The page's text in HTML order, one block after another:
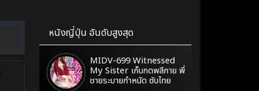
หนังญี่ปุ่น อันดับสูงสุด
MIDV-699 Witnessed
My Sister เก็บกดพลีกาย พี่
ชายระบายกำหนัด ซับไทย